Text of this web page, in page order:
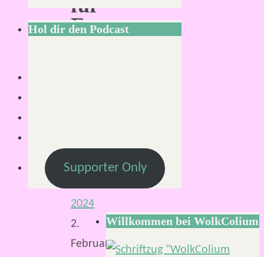
für
Fantasy-
15.
2024
2.
Februar
Hol dir den Podcast
Supporter Only
Willkommen bei WolkColium